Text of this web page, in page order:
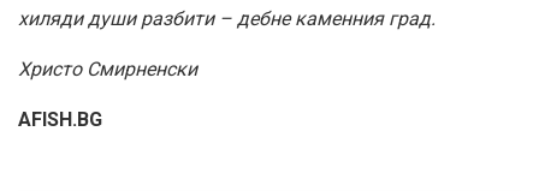
хиляди души разбити – дебне каменния град.
Христо Смирненски
AFISH.BG